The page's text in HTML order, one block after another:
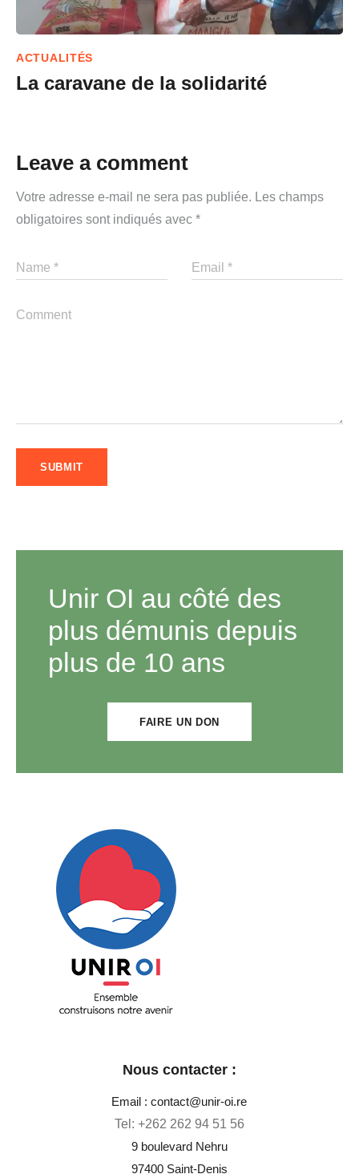
ACTUALITÉS
La caravane de la solidarité
Leave a comment
Votre adresse e-mail ne sera pas publiée. Les champs
obligatoires sont indiqués avec *
Unir OI au côté des
plus démunis depuis
plus de 10 ans
FAIRE UN DON
Ensemble construisons notre avenir
Nous contacter :
Email : contact@unir-oi.re
Tel: +262 262 94 51 56
9 boulevard Nehru
97400 Saint-Denis